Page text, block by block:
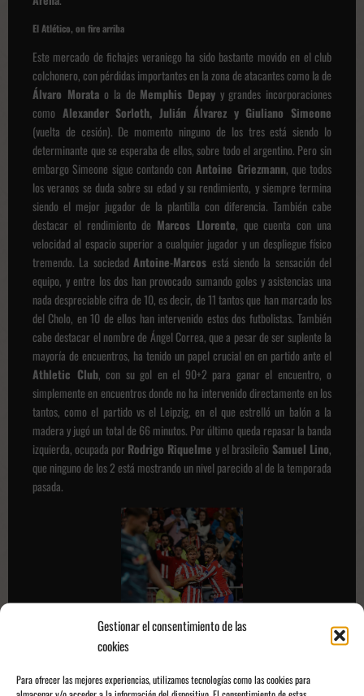
Gestionar el consentimiento de las
cookies
Para ofrecer las mejores experiencias, utilizamos tecnologías como las cookies para
El Atlético, on fire arriba
Este mercado de fichajes veraniego ha sido bastante movido en el club
colchonero, con pérdidas importantes en la zona de atacantes como la de
Álvaro Moratao la de Memphis Depay y grandes incorporaciones
como Alexander Sorloth, Julián Álvarez y Giuliano Simeone
(vuelta de cesión). De momento ninguno de los tres está siendo lo
determinante que se esperaba de ellos, sobre todo el argentino. Pero sin
embargo Simeone sigue contando con Antoine Griezmann, que todos
los veranos se duda sobre su edad y su rendimiento, y siempre termina
siendo el mejor jugador de la plantilla con diferencia. También cabe
destacar el rendimiento de Marcos Llorente, que cuenta con una
velocidad al espacio superior a cualquier jugador y un despliegue físico
tremendo. La sociedadAntoine-Marcos está siendo la sensación del
equipo, y entre los dos han provocado sumando goles y asistencias una
nada despreciable cifra de 10, es decir, de 11 tantos que han marcado los
del Cholo, en 10 de ellos han intervenido estos dos futbolistas. También
cabe destacar el nombre de Ángel Correa, que a pesar de ser suplente la
mayoría de encuentros, ha tenido un papel crucial en en partido ante el
Athletic Club, con su gol en el 90+2 para ganar el encuentro, o
simplemente en encuentros donde no ha intervenido directamente en los
tantos, como el partido vs el Leipzig, en el que estrelló un balón a la
madera y jugó un total de 66 minutos. Por último queda repasar la banda
izquierda, ocupada por Rodrigo Riquelme y el brasileño Samuel Lino,
que ninguno de los 2 está mostrando un nivel parecido al de la temporada
pasada.